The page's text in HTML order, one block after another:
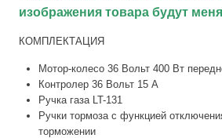
изображения товара будут
КОМПЛЕКТАЦИЯ
Мотор-колесо 36 Вольт 400 Вт
Контролер 36 Вольт 15 А
Ручка газа LT-131
Ручки тормоза с функцией
торможении